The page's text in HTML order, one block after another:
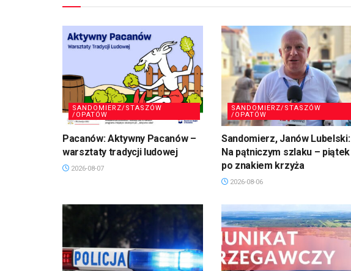
SANDOMIERZ/STASZÓW
/OPATÓW
Pacanów: Aktywny Pacanów –
warsztaty tradycji ludowej
2026-08-07
SANDOMIERZ/STASZÓW
/OPATÓW
Sandomierz, Janów Lubelski:
Na pątniczym szlaku – piątek
po znakiem krzyża
2026-08-06